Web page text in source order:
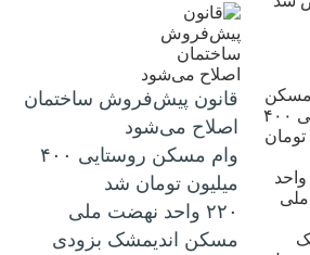
قانون پیش‌فروش ساختمان
اصلاح می‌شود
وام مسکن روستایی ۴۰۰
میلیون تومان شد
۲۲۰ واحد نهضت ملی
مسکن اندیمشک بزودی